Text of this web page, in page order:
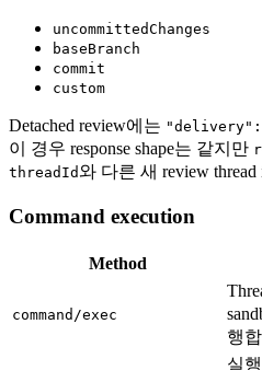
uncommittedChanges
baseBranch
commit
custom
Detached review에는 "delivery":
이 경우 response shape는 같지만
threadId와 다른 새 review
Command execution
Method
command/exec
행
실